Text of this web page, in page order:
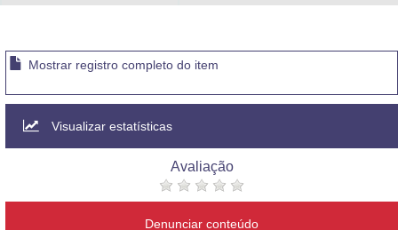
Mostrar registro completo do item
Visualizar estatísticas
Avaliação
Denunciar conteúdo